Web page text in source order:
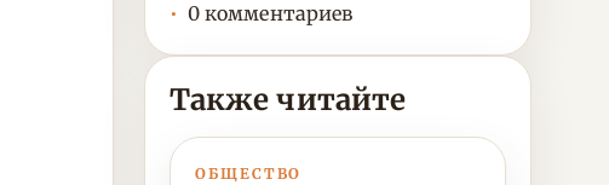
0 комментариев
Также читайте
ОБЩЕСТВО